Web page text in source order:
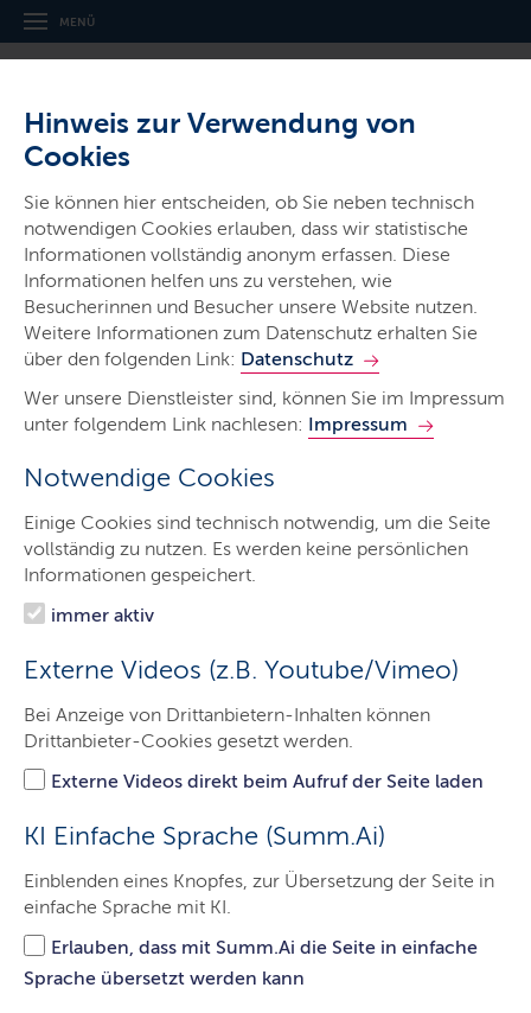
Hinweis zur Verwendung von
Cookies
Sie können hier entscheiden, ob Sie neben technisch
notwendigen Cookies erlauben, dass wir statistische
Informationen vollständig anonym erfassen. Diese
Informationen helfen uns zu verstehen, wie
Besucherinnen und Besucher unsere Website nutzen.
Weitere Informationen zum Datenschutz erhalten Sie
über den folgenden Link: Datenschutz
Wer unsere Dienstleister sind, können Sie im Impressum
unter folgendem Link nachlesen: Impressum
Notwendige Cookies
Einige Cookies sind technisch notwendig, um die Seite
vollständig zu nutzen. Es werden keine persönlichen
Informationen gespeichert.
immer aktiv
Externe Videos (z.B. Youtube/Vimeo)
Bei Anzeige von Drittanbietern-Inhalten können
Drittanbieter-Cookies gesetzt werden.
Externe Videos direkt beim Aufruf der Seite laden
KI Einfache Sprache (Summ.Ai)
Einblenden eines Knopfes, zur Übersetzung der Seite in
einfache Sprache mit KI.
Erlauben, dass mit Summ.Ai die Seite in einfache
Sprache übersetzt werden kann
MENÜ
Thema
Naturschutz
Naturschutz
D er Zustand von Natur und Landschaft in Schleswig-
haben zu einschneidenden Veränderungen des
der Flächenanteil natürlicher Lebensräume in den letzten
Lebensräume und Arten auch für künftige Generationen
zu erhalten ist deshalb ein zentrales Ziel des
Ministeriums.
Sie suchen die Adresse der zuständigen Behörde ein
Förderprogramm oder einen Gesetzestext? Hier finden
Sie verschiedene grundlegende Informationen zum
Thema Natur und Landschaft. Die Seite Datengrundlagen
gibt einen kurzen Überblick zu Messprogrammen und
Datenbeständen der Landesverwaltung. Der Bereich
wird ergänzt durch eine Linkliste mit interessanten